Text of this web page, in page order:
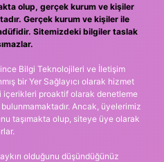
olup, gerçek kurum ve kişiler
Gerçek kurum ve kişiler ile
Sitemizdeki bilgiler taslak
Bilgi Teknolojileri ve İletişim
bir Yer Sağlayıcı olarak hizmet
içerikleri proaktif olarak denetleme
Ancak, üyelerimiz
taşımakta olup, siteye üye olarak
olduğunu düşündüğünüz